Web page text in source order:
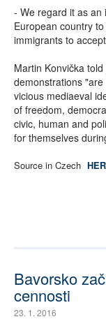
- We regard it as an
European country
immigrants to
Martin Konvička
demonstrations
vicious mediaeval
of freedom,
civic, human and
for themselves
Source in Czech
Bavorsko
cennosti
23. 1. 2016